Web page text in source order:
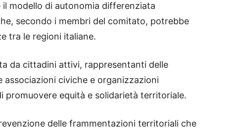
modello di autonomia differenziata
secondo i membri del comitato, potrebbe
tra le regioni italiane.
da cittadini attivi, rappresentanti delle
associazioni civiche e organizzazioni
equità e solidarietà territoriale.
delle frammentazioni territoriali che